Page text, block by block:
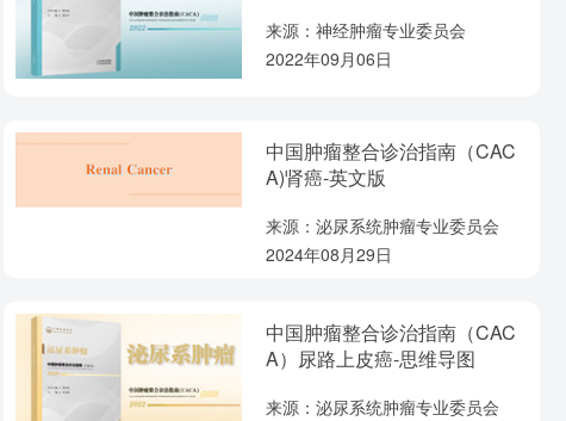
来源：神经肿瘤专业委员会
2022年09月06日
中国肿瘤整合诊治指南（CAC
A)肾癌-英文版
来源：泌尿系统肿瘤专业委员会
2024年08月29日
中国肿瘤整合诊治指南（CAC
A）尿路上皮癌-思维导图
来源：泌尿系统肿瘤专业委员会